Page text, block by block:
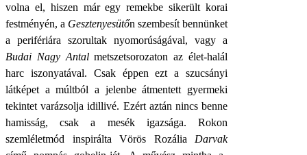
volna el, hiszen már egy remekbe sikerült korai
festményén, a Gesztenyesütőn szembesít bennünket
a perifériára szorultak nyomorúságával, vagy a
Budai Nagy Antalmetszetsorozaton az élet-halál
harc iszonyatával. Csak éppen ezt a szucsányi
látképet a múltból a jelenbe átmentett gyermeki
tekintet varázsolja idillivé. Ezért aztán nincs benne
hamisság, csak a mesék igazsága. Rokon
szemléletmód inspirálta Vörös Rozália Darvak